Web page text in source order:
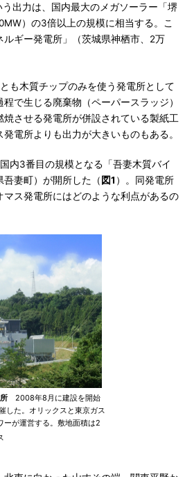
出力は、国内最大のメガソーラー「堺
）の3倍以上の規模に相当する。こ
ルギー発電所」（茨城県神栖市、2万
も木質チップのみを使う発電所として
で生じる廃棄物（ペーパースラッジ）
焼させる発電所が併設されている製紙工
電所よりも出力が大きいものもある。
内3番目の規模となる「吾妻木質バイ
妻町）が開所した（ 図1 ）。同発電所
マス発電所にはどのような利点があるの
2008年8月に建設を開始
した。オリックスと東京ガス
ーが運営する。敷地面積は2